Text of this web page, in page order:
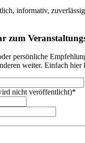
informativ,
zum
persönliche
weiter. Einfach hier
nicht veröffentlicht)*